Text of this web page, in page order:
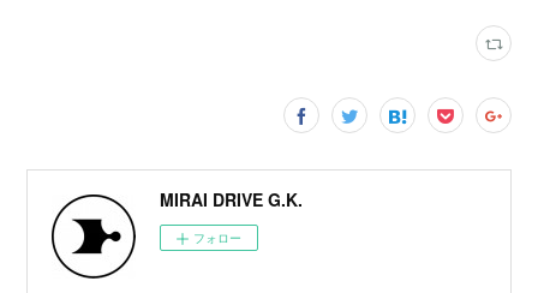
MIRAI DRIVE G.K.
フォロー